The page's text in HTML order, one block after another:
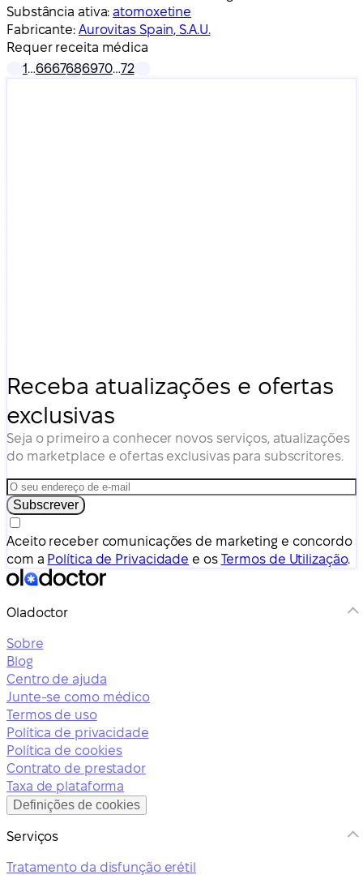
Substância ativa:atomoxetine
Fabricante: Aurovitas Spain, S.A.U.
Requer receita médica
1…6667686970…72
Receba atualizações e ofertas
exclusivas
Seja o primeiro a conhecer novos serviços, atualizações
do marketplace e ofertas exclusivas para subscritores.
Subscrever
Aceito receber comunicações de marketing e concordo
com a Política de Privacidade e os Termos de Utilização.
Oladoctor
Sobre
Blog
Centro de ajuda
Junte-se como médico
Termos de uso
Política de privacidade
Política de cookies
Contrato de prestador
Taxa de plataforma
Definições de cookies
Serviços
Tratamento da disfunção erétil